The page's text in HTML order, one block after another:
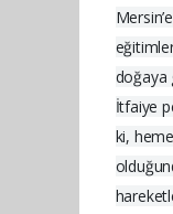
doğaya
İtfaiye
ki,